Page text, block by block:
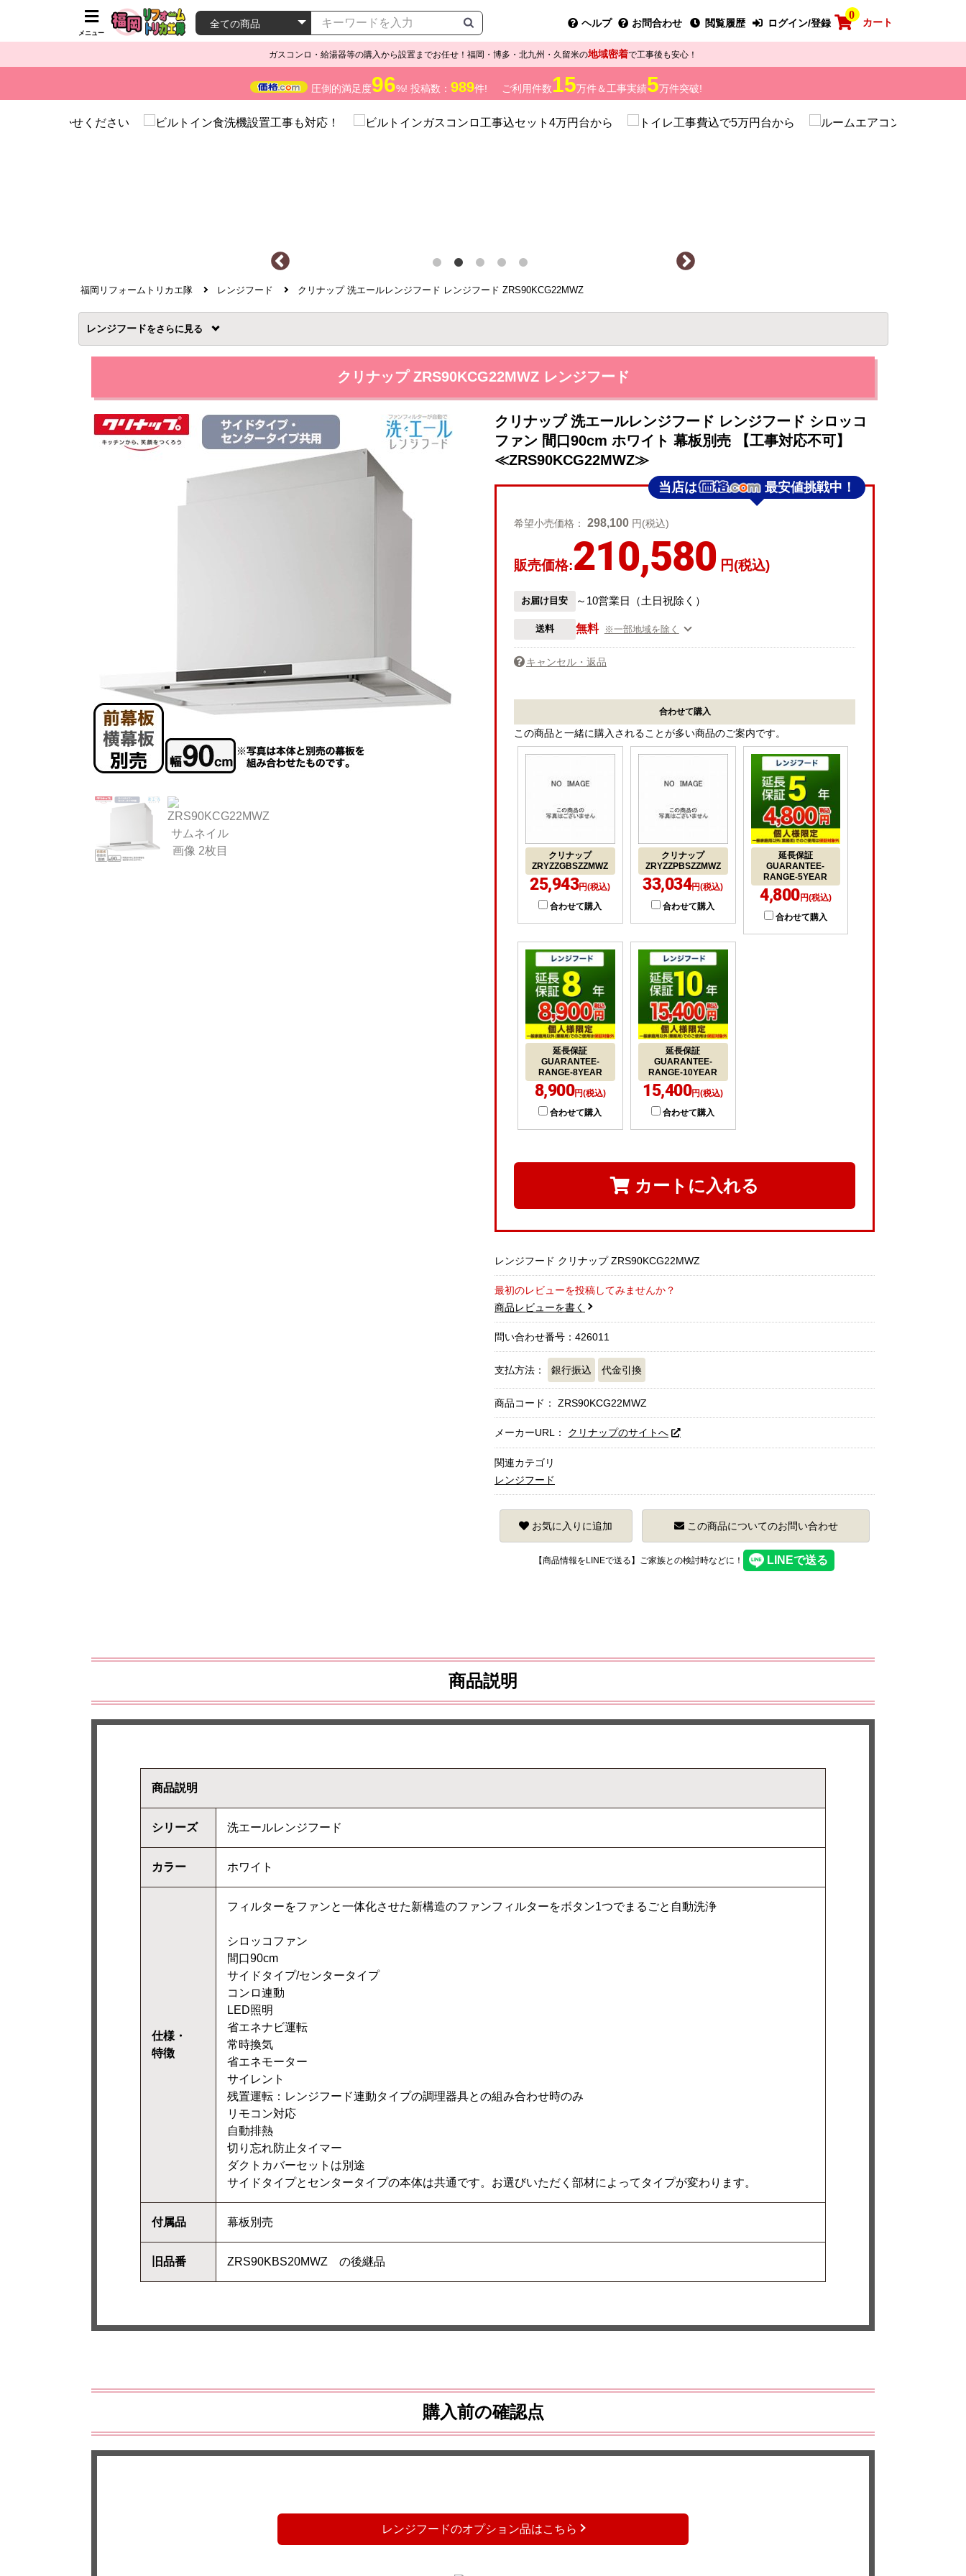
メニュー
ヘルプ お問合わせ 閲覧履歴 ログイン/登録
0
カート
ガスコンロ・給湯器等の購入から設置までお任せ！福岡・博多・北九州・久留米の地域密着で工事後も安心！
圧倒的満足度96%! 投稿数： 989件! ご利用件数15万件＆工事実績5万件突破!
福岡リフォームトリカエ隊 レンジフード クリナップ 洗エールレンジフード レンジフード ZRS90KCG22MWZ
レンジフードを
クリナップ ZRS90KCG22MWZ レンジフード
クリナップ 洗エールレンジフード レンジフード シロッコ
ファン 間口90cm ホワイト 幕板別売 【工事対応不可】
≪ZRS90KCG22MWZ≫
当店は 最安値挑戦中！
希望小売価格： 298,100 円(税込)
販売価格:210,580 円(税込)
お届け目安 ～10営業日（土日祝除く）
送料 無料 ※一部地域を除く
キャンセル・返品
合わせて購入
この商品と一緒に購入されることが多い商品のご案内です。
クリナップ
ZRYZZGBSZZMWZ
25,943円(税込)
合わせて購入
クリナップ
ZRYZZPBSZZMWZ
33,034円(税込)
合わせて購入
延長保証
GUARANTEE-
RANGE-5YEAR
4,800円(税込)
合わせて購入
延長保証
GUARANTEE-
RANGE-8YEAR
8,900円(税込)
合わせて購入
延長保証
GUARANTEE-
RANGE-10YEAR
15,400円(税込)
合わせて購入
カートに入れる
レンジフード クリナップ ZRS90KCG22MWZ
最初のレビューを投稿してみませんか？
商品レビューを書く
問い合わせ番号：426011
支払方法： 銀行振込 代金引換
商品コード： ZRS90KCG22MWZ
メーカーURL： クリナップのサイトへ
関連カテゴリ
レンジフード
お気に入りに追加 この商品についてのお問い合わせ
【商品情報をLINEで送る】ご家族との検討時などに！
商品説明
商品説明
シリーズ 洗エールレンジフード
カラー ホワイト
仕様・
特徴
フィルターをファンと一体化させた新構造のファンフィルターをボタン1つでまるごと自動洗浄
シロッコファン
間口90cm
サイドタイプ/センタータイプ
コンロ連動
LED照明
省エネナビ運転
常時換気
省エネモーター
サイレント
残置運転：レンジフード連動タイプの調理器具との組み合わせ時のみ
リモコン対応
自動排熱
切り忘れ防止タイマー
ダクトカバーセットは別途
サイドタイプとセンタータイプの本体は共通です。お選びいただく部材によってタイプが変わります。
付属品 幕板別売
旧品番 ZRS90KBS20MWZ の後継品
購入前の確認点
レンジフードのオプション品はこちら